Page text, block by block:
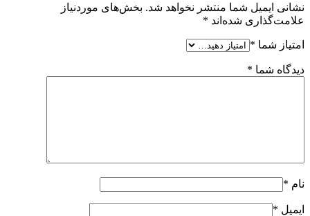
نشانی ایمیل شما منتشر نخواهد شد. بخش‌های موردنیاز
علامت‌گذاری شده‌اند *
امتیاز شما *
دیدگاه شما *
نام *
ایمیل *